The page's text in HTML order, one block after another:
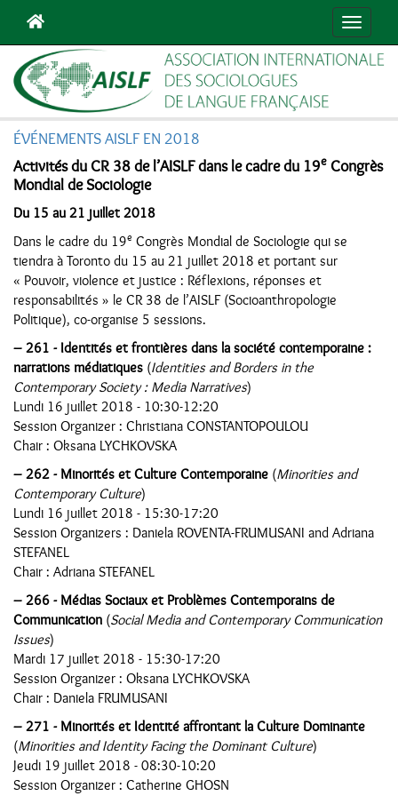
ÉVÉNEMENTS AISLF EN 2018
Activités du CR 38 de l’AISLF dans le cadre du 19e Congrès
Mondial de Sociologie
Du 15 au 21 juillet 2018
Dans le cadre du 19e Congrès Mondial de Sociologie qui se
tiendra à Toronto du 15 au 21 juillet 2018 et portant sur
« Pouvoir, violence et justice : Réflexions, réponses et
responsabilités » le CR 38 de l’AISLF (Socioanthropologie
Politique), co-organise 5 sessions.
– 261 - Identités et frontières dans la société contemporaine :
narrations médiatiques (Identities and Borders in the
Contemporary Society : Media Narratives)
Lundi 16 juillet 2018 - 10:30-12:20
Session Organizer : Christiana CONSTANTOPOULOU
Chair : Oksana LYCHKOVSKA
– 262 - Minorités et Culture Contemporaine (Minorities and
Contemporary Culture)
Lundi 16 juillet 2018 - 15:30-17:20
Session Organizers : Daniela ROVENTA-FRUMUSANI and Adriana
STEFANEL
Chair : Adriana STEFANEL
– 266 - Médias Sociaux et Problèmes Contemporains de
Communication (Social Media and Contemporary Communication
Issues)
Mardi 17 juillet 2018 - 15:30-17:20
Session Organizer : Oksana LYCHKOVSKA
Chair : Daniela FRUMUSANI
– 271 - Minorités et Identité affrontant la Culture Dominante
(Minorities and Identity Facing the Dominant Culture)
Jeudi 19 juillet 2018 - 08:30-10:20
Session Organizer : Catherine GHOSN